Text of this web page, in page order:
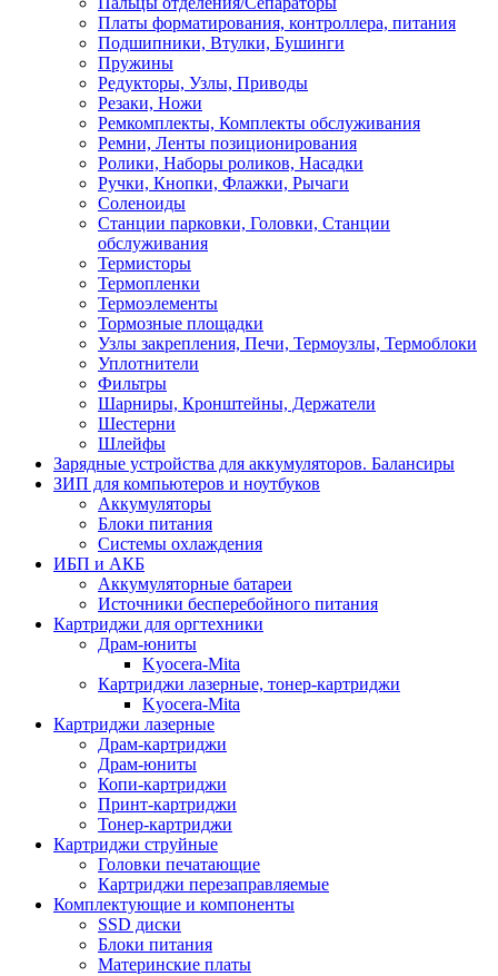
Платы форматирования, контроллера, питания
Подшипники, Втулки, Бушинги
Пружины
Редукторы, Узлы, Приводы
Резаки, Ножи
Ремкомплекты, Комплекты обслуживания
Ремни, Ленты позиционирования
Ролики, Наборы роликов, Насадки
Ручки, Кнопки, Флажки, Рычаги
Соленоиды
Станции парковки, Головки, Станции
обслуживания
Термисторы
Термопленки
Термоэлементы
Тормозные площадки
Узлы закрепления, Печи, Термоузлы, Термоблоки
Уплотнители
Фильтры
Шарниры, Кронштейны, Держатели
Шестерни
Шлейфы
Зарядные устройства для аккумуляторов. Балансиры
ЗИП для компьютеров и ноутбуков
Аккумуляторы
Блоки питания
Системы охлаждения
ИБП и АКБ
Аккумуляторные батареи
Источники бесперебойного питания
Картриджи для оргтехники
Драм-юниты
Kyocera-Mita
Картриджи лазерные, тонер-картриджи
Kyocera-Mita
Картриджи лазерные
Драм-картриджи
Драм-юниты
Копи-картриджи
Принт-картриджи
Тонер-картриджи
Картриджи струйные
Головки печатающие
Картриджи перезаправляемые
Комплектующие и компоненты
SSD диски
Блоки питания
Материнские платы